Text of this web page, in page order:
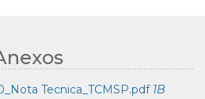
Tecnica_TCMSP.pdf 1B